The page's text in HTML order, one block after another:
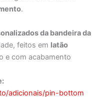
.
da bandeira da
feitos em latão
e com acabamento
adicionais/pin-bottom